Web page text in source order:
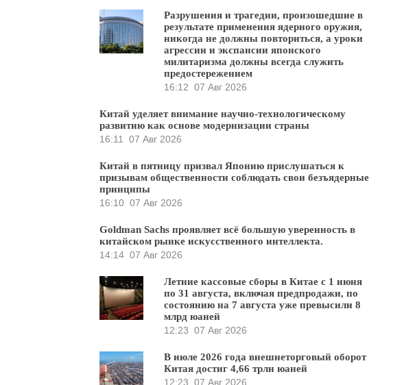
Разрушения и трагедии, произошедшие в
результате применения ядерного оружия,
никогда не должны повториться, а уроки
агрессии и экспансии японского
милитаризма должны всегда служить
предостережением
16:12 07 Авг 2026
Китай уделяет внимание научно-технологическому
развитию как основе модернизации страны
16:11
07 Авг 2026
Китай в пятницу призвал Японию прислушаться к
призывам общественности соблюдать свои безъядерные
принципы
16:10 07 Авг 2026
Goldman Sachs проявляет всё большую уверенность в
китайском рынке искусственного интеллекта.
14:14 07 Авг 2026
Летние кассовые сборы в Китае с 1 июня
по 31 августа, включая предпродажи, по
состоянию на 7 августа уже превысили 8
млрд юаней
12:23 07 Авг 2026
В июле 2026 года внешнеторговый оборот
Китая достиг 4,66 трлн юаней
12:23 07 Авг 2026